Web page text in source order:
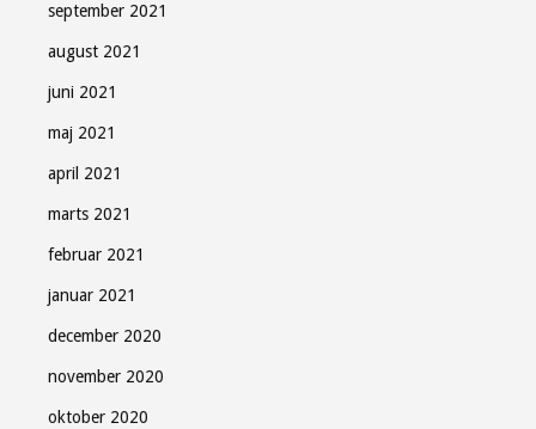
september 2021
august 2021
juni 2021
maj 2021
april 2021
marts 2021
februar 2021
januar 2021
december 2020
november 2020
oktober 2020